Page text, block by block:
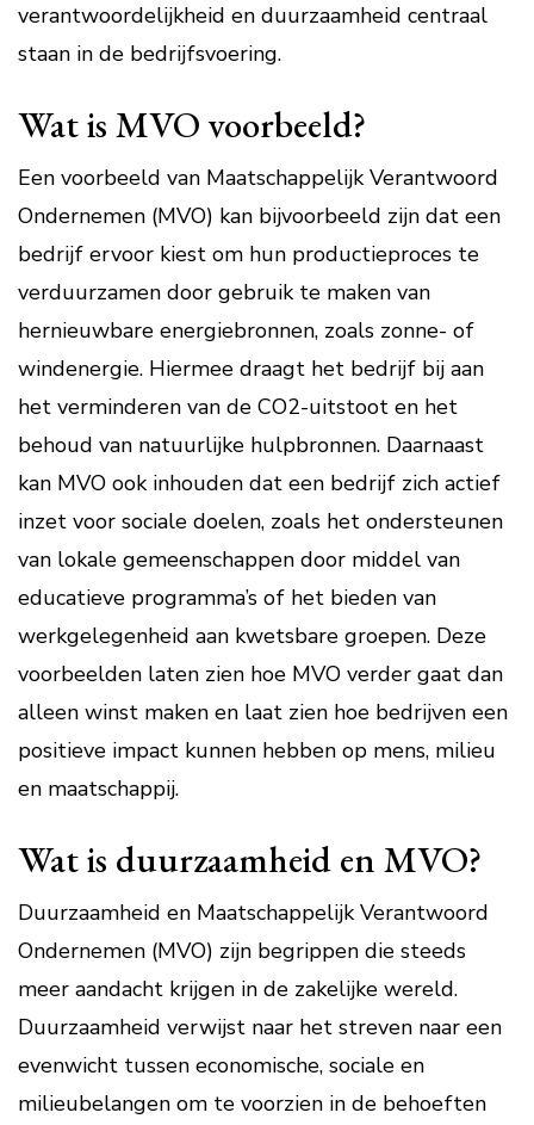
verantwoordelijkheid en duurzaamheid centraal
staan in de bedrijfsvoering.
Wat is MVO voorbeeld?
Een voorbeeld van Maatschappelijk Verantwoord
Ondernemen (MVO) kan bijvoorbeeld zijn dat een
bedrijf ervoor kiest om hun productieproces te
verduurzamen door gebruik te maken van
hernieuwbare energiebronnen, zoals zonne- of
windenergie. Hiermee draagt het bedrijf bij aan
het verminderen van de CO2-uitstoot en het
behoud van natuurlijke hulpbronnen. Daarnaast
kan MVO ook inhouden dat een bedrijf zich actief
inzet voor sociale doelen, zoals het ondersteunen
van lokale gemeenschappen door middel van
educatieve programma’s of het bieden van
werkgelegenheid aan kwetsbare groepen. Deze
voorbeelden laten zien hoe MVO verder gaat dan
alleen winst maken en laat zien hoe bedrijven een
positieve impact kunnen hebben op mens, milieu
en maatschappij.
Wat is duurzaamheid en MVO?
Duurzaamheid en Maatschappelijk Verantwoord
Ondernemen (MVO) zijn begrippen die steeds
meer aandacht krijgen in de zakelijke wereld.
Duurzaamheid verwijst naar het streven naar een
evenwicht tussen economische, sociale en
milieubelangen om te voorzien in de behoeften